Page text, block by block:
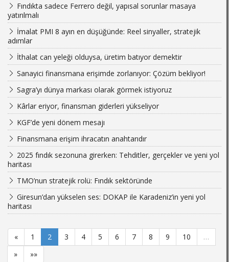
Fındıkta sadece Ferrero değil, yapısal sorunlar masaya
yatırılmalı
İmalat PMI 8 ayın en düşüğünde: Reel sinyaller, stratejik
adımlar
İthalat can yeleği olduysa, üretim batıyor demektir
Sanayici finansmana erişimde zorlanıyor: Çözüm bekliyor!
Sagra’yı dünya markası olarak görmek istiyoruz
Kârlar eriyor, finansman giderleri yükseliyor
KGF’de yeni dönem mesajı
Finansmana erişim ihracatın anahtarıdır
2025 fındık sezonuna girerken: Tehditler, gerçekler ve yeni yol
haritası
TMO’nun stratejik rolü: Fındık sektöründe
Giresun’dan yükselen ses: DOKAP ile Karadeniz’in yeni yol
haritası
« 1 2 3 4 5 6 7 8 9 10
…
»
»»